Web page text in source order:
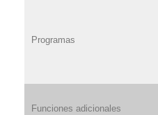
Programas
Funciones adicionales